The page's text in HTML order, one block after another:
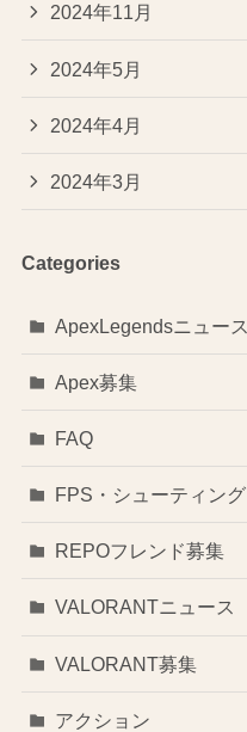
2024年11月
2024年5月
2024年4月
2024年3月
Categories
ApexLegendsニュース
Apex募集
FAQ
FPS・シューティング
REPOフレンド募集
VALORANTニュース
VALORANT募集
アクション